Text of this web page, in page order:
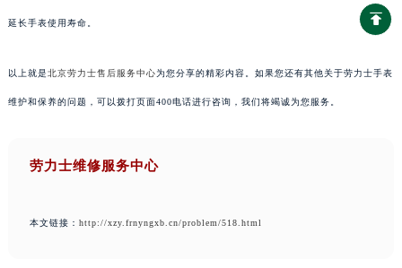
延长手表使用寿命。
以上就是北京劳力士售后服务中心为您分享的精彩内容。如果您还有其他关于劳力士手表
维护和保养的问题，可以拨打页面400电话进行咨询，我们将竭诚为您服务。
劳力士维修服务中心
本文链接： http://xzy.frnyngxb.cn/problem/518.html